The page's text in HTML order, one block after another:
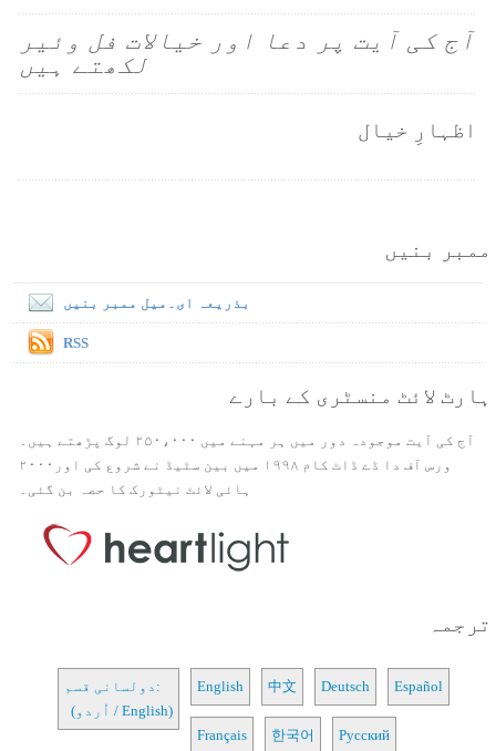
آج کی آیت پر دعا اور خیالات فل وئیر
لکھتے ہیں
اظہارِ خیال
ممبر بنیں
بذریعہ ای۔میل ممبر بنیں
RSS
ہارٹ لائٹ منسٹری کے بارے
آج کی آیت موجودہ دور میں ہر مہنے میں ۲۵۰،۰۰۰ لوگ پڑھتے ہیں۔
ورس آف دا ڈے ڈاٹ کام ۱۹۹۸ میں بین سٹیڈ نے شروع کی اور۲۰۰۰
ہائی لائٹ نیٹورک کا حصہ بن گئی۔
ترجمہ
دولسانی قسم:
(اُردو / English)
English 中文 Deutsch Español
Français 한국어 Русский